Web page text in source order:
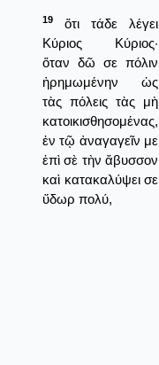
19
ὅτι τάδε λέγει
Κύριος Κύριος·
ὅταν δῶ σε πόλιν
ἠρημωμένην ὡς
τὰς πόλεις τὰς μὴ
κατοικισθησομένας,
ἐν τῷ ἀναγαγεῖν με
ἐπὶ σὲ τὴν ἄβυσσον
καὶ κατακαλύψει σε
ὕδωρ πολύ,